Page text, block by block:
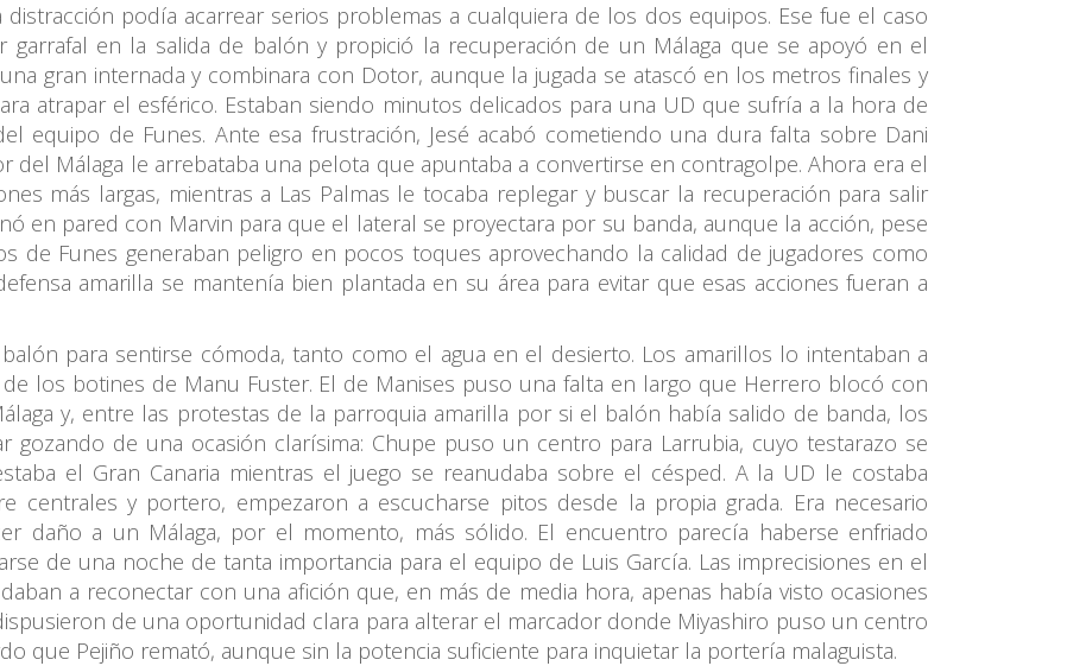
podía acarrear serios problemas a cualquiera de los dos equipos. Ese fue el caso
en la salida de balón y propició la recuperación de un Málaga que se apoyó en el
gran internada y combinara con Dotor, aunque la jugada se atascó en los metros finales y
atrapar el esférico. Estaban siendo minutos delicados para una UD que sufría a la hora de
equipo de Funes. Ante esa frustración, Jesé acabó cometiendo una dura falta sobre Dani
del Málaga le arrebataba una pelota que apuntaba a convertirse en contragolpe. Ahora era el
más largas, mientras a Las Palmas le tocaba replegar y buscar la recuperación para salir
en pared con Marvin para que el lateral se proyectara por su banda, aunque la acción, pese
de Funes generaban peligro en pocos toques aprovechando la calidad de jugadores como
amarilla se mantenía bien plantada en su área para evitar que esas acciones fueran a
para sentirse cómoda, tanto como el agua en el desierto. Los amarillos lo intentaban a
los botines de Manu Fuster. El de Manises puso una falta en largo que Herrero blocó con
y, entre las protestas de la parroquia amarilla por si el balón había salido de banda, los
gozando de una ocasión clarísima: Chupe puso un centro para Larrubia, cuyo testarazo se
el Gran Canaria mientras el juego se reanudaba sobre el césped. A la UD le costaba
centrales y portero, empezaron a escucharse pitos desde la propia grada. Era necesario
daño a un Málaga, por el momento, más sólido. El encuentro parecía haberse enfriado
de una noche de tanta importancia para el equipo de Luis García. Las imprecisiones en el
a reconectar con una afición que, en más de media hora, apenas había visto ocasiones
de una oportunidad clara para alterar el marcador donde Miyashiro puso un centro
que Pejiño remató, aunque sin la potencia suficiente para inquietar la portería malaguista.